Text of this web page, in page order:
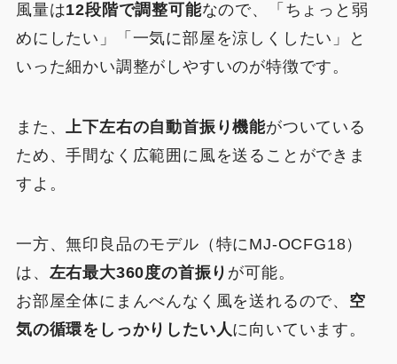
風量は12段階で調整可能なので、「ちょっと弱
めにしたい」「一気に部屋を涼しくしたい」と
いった細かい調整がしやすいのが特徴です。
また、 上下左右の自動首振り機能がついている
ため、手間なく広範囲に風を送ることができま
すよ。
一方、無印良品のモデル（特にMJ‑OCFG18）
は、 左右最大360度の首振り が可能。
お部屋全体にまんべんなく風を送れるので、 空
気の循環をしっかりしたい人 に向いています。